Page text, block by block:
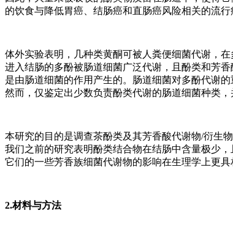
的饮食与降低胃癌、结肠癌和直肠癌风险相关的流行
体外实验表明，几种类黄酮可被人粪便细菌代谢，
进入结肠的多酚被肠道细菌广泛代谢，且酚类和芳
是由肠道细菌的作用产生的。肠道细菌对多酚代谢
然而，仅鉴定出少数负责酚类代谢的肠道细菌种类，
本研究的目的是调查茶酚类及其芳香酸代谢物/衍生
我们之前的研究表明酚类结合物在结肠中含量极少
它们的一些芳香族细菌代谢物的影响在生理学上更具
2.材料与方法